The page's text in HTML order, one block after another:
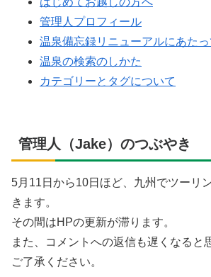
管理人プロフィール
温泉備忘録リニューアルにあたっ
温泉の検索のしかた
カテゴリーとタグについて
管理人（Jake）のつぶやき
5月11日から10日ほど、九州でツーリ
きます。
その間はHPの更新が滞ります。
また、コメントへの返信も遅くなると
ご了承ください。